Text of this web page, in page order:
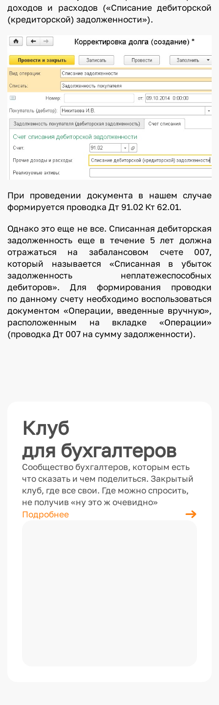
доходов и расходов («Списание дебиторской
(кредиторской) задолженности»).
При проведении документа в нашем случае
формируется проводка Дт 91.02 Кт 62.01.
Однако это еще не все. Списанная дебиторская
задолженность еще в течение 5 лет должна
отражаться на забалансовом счете 007,
который называется «Списанная в убыток
задолженность неплатежеспособных
дебиторов». Для формирования проводки
по данному счету необходимо воспользоваться
документом «Операции, введенные вручную»,
расположенным на вкладке «Операции»
(проводка Дт 007 на сумму задолженности).
Клуб
для бухгалтеров
Сообщество бухгалтеров, которым есть
что сказать и чем поделиться. Закрытый
клуб, где все свои. Где можно спросить,
не получив «ну это ж очевидно»
Подробнее